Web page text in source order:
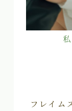
フレイム